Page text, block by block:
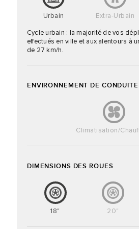
Urbain Extra-Urbain
Cycle urbain : la majorité de vos
effectués en ville et aux alentours à
de 27 km/h.
ENVIRONNEMENT DE
Climatisation/
DIMENSIONS DES ROUES
18" 20"